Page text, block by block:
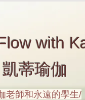
with
蒂瑜伽
老師和永遠的學生/